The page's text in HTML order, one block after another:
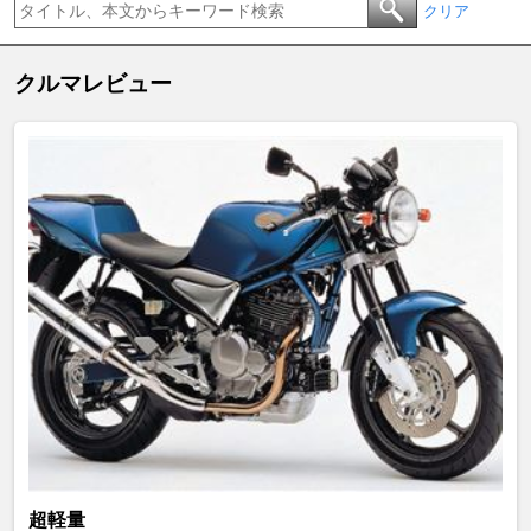
クリア
クルマレビュー
超軽量